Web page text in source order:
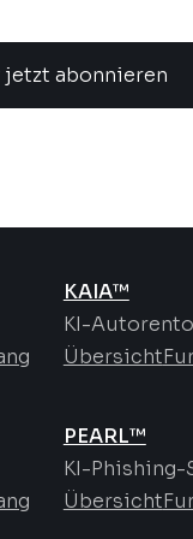
abonnieren
KAIA™
KI-
Übersicht
PEARL™
KI-
Übersicht